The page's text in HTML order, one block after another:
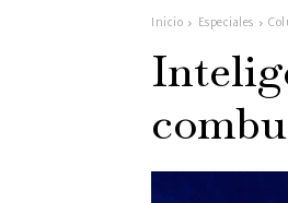
Inicio Especiales